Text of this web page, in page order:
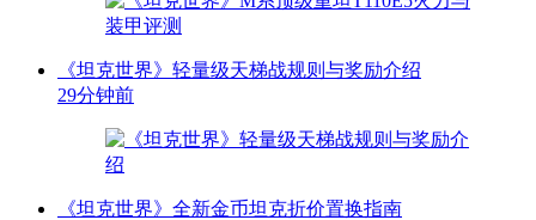
《坦克世界》轻量级天梯战规则与奖励介绍
29分钟前
《坦克世界》全新金币坦克折价置换指南